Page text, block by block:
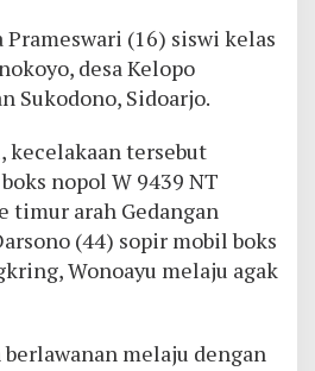
Prameswari (16) siswi kelas
desa Kelopo
Sukodono, Sidoarjo.
tersebut
nopol W 9439 NT
timur arah Gedangan
(44) sopir mobil boks
Wonoayu melaju agak
melaju dengan